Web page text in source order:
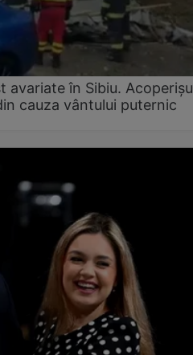
avariate în Sibiu.
cauza vântului puternic